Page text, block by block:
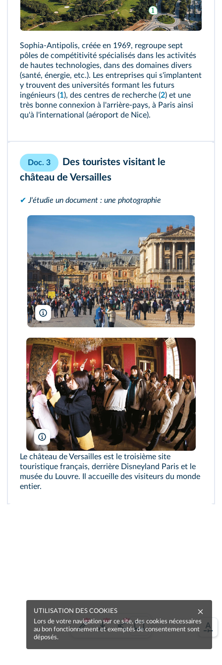
Sophia-Antipolis, créée en 1969, regroupe sept
pôles de compétitivité spécialisés dans les activités
de hautes technologies, dans des domaines divers
(santé, énergie, etc.). Les entreprises qui s'implantent
y trouvent des universités formant les futurs
ingénieurs (1), des centres de recherche (2) et une
très bonne connexion à l'arrière-pays, à Paris ainsi
qu'à l'international (aéroport de Nice).
Doc. 3
Des touristes visitant le
château de Versailles
✔ J'étudie un document : une photographie
D A Barnes/Alamy
P. Barritt/Alamy
Le château de Versailles est le troisième site
touristique français, derrière Disneyland Paris et le
musée du Louvre. Il accueille des visiteurs du monde
entier.
UTILISATION DES COOKIES
Lors de votre navigation sur ce site, des cookies nécessaires
au bon fonctionnement et exemptés de consentement sont
déposés.